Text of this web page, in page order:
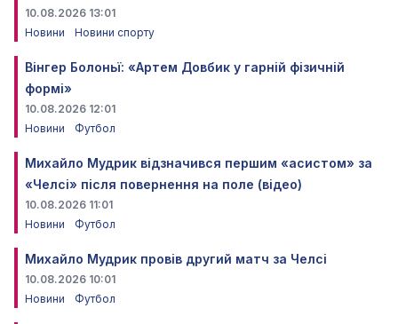
10.08.2026 13:01
Новини
Новини спорту
Вінгер Болоньї: «Артем Довбик у гарній фізичній
формі»
10.08.2026 12:01
Новини
Футбол
Михайло Мудрик відзначився першим «асистом» за
«Челсі» після повернення на поле (відео)
10.08.2026 11:01
Новини
Футбол
Михайло Мудрик провів другий матч за Челсі
10.08.2026 10:01
Новини
Футбол